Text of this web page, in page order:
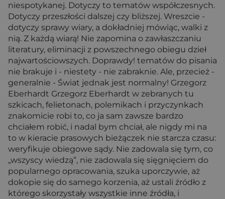
niespotykanej. Dotyczy to tematów współczesnych.
Dotyczy przeszłości dalszej czy bliższej. Wreszcie -
dotyczy sprawy wiary, a dokładniej mówiąc, walki z
nią. Z każdą wiarą! Nie zapomina o zawłaszczaniu
literatury, eliminacji z powszechnego obiegu dzieł
najwartościowszych. Doprawdy! tematów do pisania
nie brakuje i - niestety - nie zabraknie. Ale, przecież -
generalnie - Świat jednak jest normalny! Grzegorz
Eberhardt Grzegorz Eberhardt w zebranych tu
szkicach, felietonach, polemikach i przyczynkach
znakomicie robi to, co ja sam zawsze bardzo
chciałem robić, i nadal bym chciał, ale nigdy mi na
to w kieracie prasowych bieżączek nie starcza czasu:
weryfikuje obiegowe sądy. Nie zadowala się tym, co
„wszyscy wiedzą”, nie zadowala się sięgnięciem do
popularnego opracowania, szuka uporczywie, aż
dokopie się do samego korzenia, aż ustali źródło z
którego skorzystały wszystkie inne źródła, i